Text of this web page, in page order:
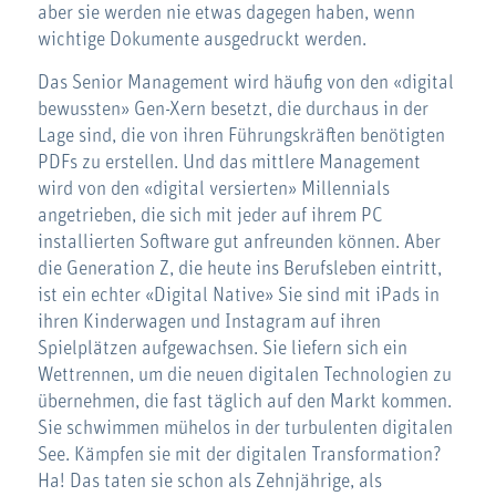
aber sie werden nie etwas dagegen haben, wenn
wichtige Dokumente ausgedruckt werden.
Das Senior Management wird häufig von den «digital
bewussten» Gen-Xern besetzt, die durchaus in der
Lage sind, die von ihren Führungskräften benötigten
PDFs zu erstellen. Und das mittlere Management
wird von den «digital versierten» Millennials
angetrieben, die sich mit jeder auf ihrem PC
installierten Software gut anfreunden können. Aber
die Generation Z, die heute ins Berufsleben eintritt,
ist ein echter «Digital Native» Sie sind mit iPads in
ihren Kinderwagen und Instagram auf ihren
Spielplätzen aufgewachsen. Sie liefern sich ein
Wettrennen, um die neuen digitalen Technologien zu
übernehmen, die fast täglich auf den Markt kommen.
Sie schwimmen mühelos in der turbulenten digitalen
See. Kämpfen sie mit der digitalen Transformation?
Ha! Das taten sie schon als Zehnjährige, als